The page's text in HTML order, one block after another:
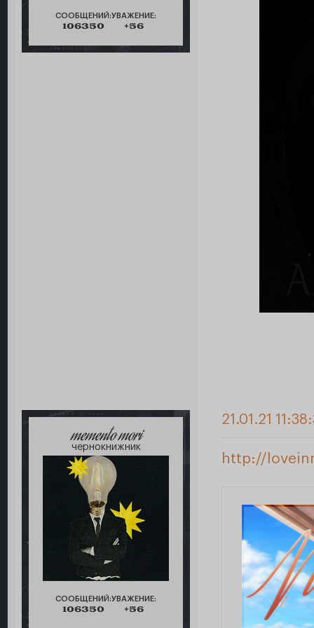
СООБЩЕНИЙ:
106350
УВАЖЕНИЕ:
+56
memento mori
чернокнижник
СООБЩЕНИЙ:
106350
УВАЖЕНИЕ:
+56
21.01.21
http://